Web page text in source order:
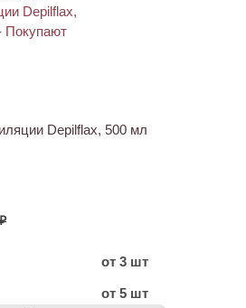
Depilflax, 500 мл
от 3 шт
от 5 шт